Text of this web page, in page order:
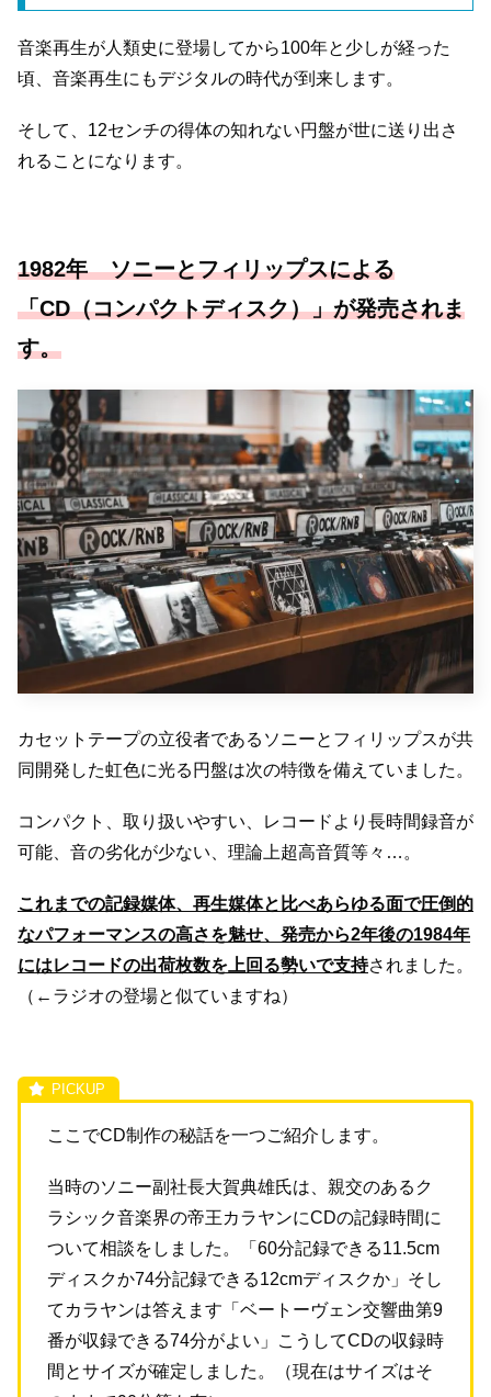
音楽再生が人類史に登場してから100年と少しが経った
頃、音楽再生にもデジタルの時代が到来します。
そして、12センチの得体の知れない円盤が世に送り出さ
れることになります。
1982年 ソニーとフィリップスによる
「CD（コンパクトディスク）」が発売されま
す。
カセットテープの立役者であるソニーとフィリップスが共
同開発した虹色に光る円盤は次の特徴を備えていました。
コンパクト、取り扱いやすい、レコードより長時間録音が
可能、音の劣化が少ない、理論上超高音質等々…。
これまでの記録媒体、再生媒体と比べあらゆる面で圧倒的
なパフォーマンスの高さを魅せ、発売から2年後の1984年
にはレコードの出荷枚数を上回る勢いで支持されました。
（←ラジオの登場と似ていますね）
ここでCD制作の秘話を一つご紹介します。
当時のソニー副社長大賀典雄氏は、親交のあるク
ラシック音楽界の帝王カラヤンにCDの記録時間に
ついて相談をしました。「60分記録できる11.5cm
ディスクか74分記録できる12cmディスクか」そし
てカラヤンは答えます「ベートーヴェン交響曲第9
番が収録できる74分がよい」こうしてCDの収録時
間とサイズが確定しました。（現在はサイズはそ